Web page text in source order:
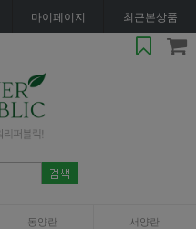
마이페이지 최근본상품
동양란 서양란